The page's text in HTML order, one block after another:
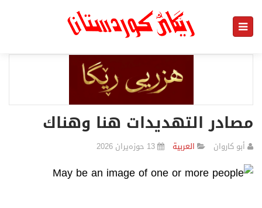
مصادر التهديدات هنا وهناك
أبو كاروان العربیة 13 حوزەیران 2026